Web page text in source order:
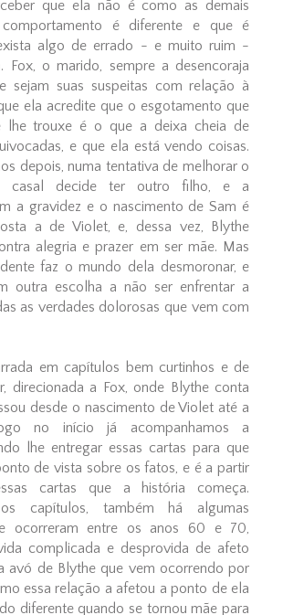
que ela não é como as demais
comportamento é diferente e que é
algo de errado - e muito ruim -
Fox, o marido, sempre a desencoraja
sejam suas suspeitas com relação à
ela acredite que o esgotamento que
lhe trouxe é o que a deixa cheia de
e que ela está vendo coisas.
depois, numa tentativa de melhorar o
casal decide ter outro filho, e a
a gravidez e o nascimento de Sam é
a de Violet, e, dessa vez, Blythe
alegria e prazer em ser mãe. Mas
faz o mundo dela desmoronar, e
outra escolha a não ser enfrentar a
as verdades dolorosas que vem com
em capítulos bem curtinhos e de
direcionada a Fox, onde Blythe conta
desde o nascimento de Violet até a
no início já acompanhamos a
lhe entregar essas cartas para que
de vista sobre os fatos, e é a partir
cartas que a história começa.
os capítulos, também há algumas
ocorreram entre os anos 60 e 70,
complicada e desprovida de afeto
avó de Blythe que vem ocorrendo por
essa relação a afetou a ponto de ela
diferente quando se tornou mãe para